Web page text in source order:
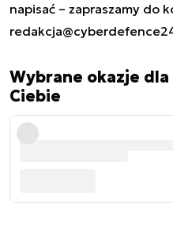
napisać – zapraszamy do
Wybrane okazje dla
Ciebie